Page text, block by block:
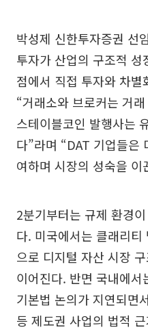
박성제 신한투자증권 선
투자가 산업의 구조적
점에서 직접 투자와 차
“거래소와 브로커는 거
스테이블코인 발행사는
다”라며 “DAT 기업들은
여하며 시장의 성숙을 이
2분기부터는 규제 환경
다. 미국에서는 클래리
으로 디지털 자산 시장
이어진다. 반면 국내에
기본법 논의가 지연되면
등 제도권 사업의 법적